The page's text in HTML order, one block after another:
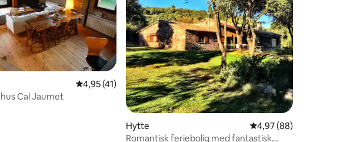
4,95 ud af 5 i gennemsnitlig bedømmelse, 41 omtaler
4,95 (41)
Cal Jaumet
Hytte 4,97 ud af 5 i
4,97 (88)
Romantisk feriebolig med fantastisk